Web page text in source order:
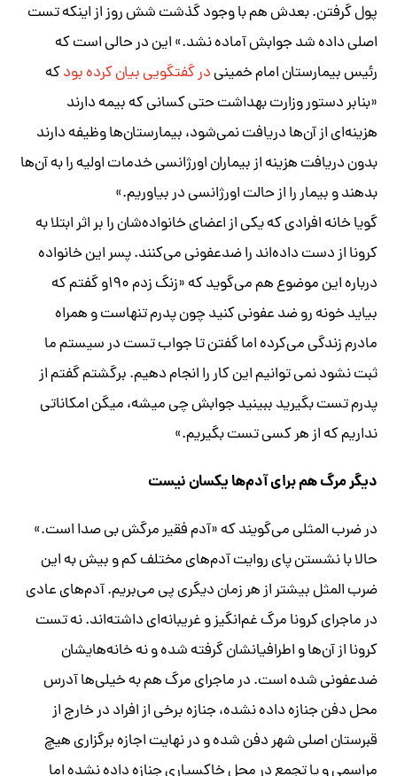
پول گرفتن. بعدش هم با وجود گذشت شش روز از اینکه تست
اصلی داده شد جوابش آماده نشد.» این در حالی است که
رئیس بیمارستان امام خمینیدر گفتگویی بیان کرده بودکه
«بنابر دستور وزارت بهداشت حتی کسانی که بیمه دارند
هزینه‌ای از آن‌ها دریافت نمی‌شود، بیمارستان‌ها وظیفه دارند
بدون دریافت هزینه از بیماران اورژانسی خدمات اولیه را به آن‌ها
بدهند و بیمار را از حالت اورژانسی در بیاوریم.»
گویا خانه افرادی که یکی از اعضای خانواده‌شان را بر اثر ابتلا به
کرونا از دست داده‌اند را ضدعفونی می‌کنند. پسر این خانواده
درباره این موضوع هم می‌گوید که «زنگ زدم ۱۹۰و گفتم که
بیاید خونه رو ضد عفونی کنید چون پدرم تنهاست و همراه
مادرم زندگی می‌کرده اما گفتن تا جواب تست در سیستم ما
ثبت نشود نمی توانیم این کار را انجام دهیم. برگشتم گفتم از
پدرم تست بگیرید ببینید جوابش چی میشه، میگن امکاناتی
نداریم که از هر کسی تست بگیریم.»
دیگر مرگ هم برای آدم‌ها یکسان نیست
در ضرب المثلی می‌گویند که «آدم فقیر مرگش بی صدا است.»
حالا با نشستن پای روایت آدم‌های مختلف کم و بیش به این
ضرب المثل بیشتر از هر زمان دیگری پی می‌بریم. آدم‌های عادی
در ماجرای کرونا مرگ غم‌انگیز و غریبانه‌ای داشته‌اند. نه تست
کرونا از آن‌ها و اطرافیانشان گرفته شده و نه خانه‌هایشان
ضدعفونی شده است. در ماجرای مرگ هم به خیلی‌ها آدرس
محل دفن جنازه داده نشده، جنازه برخی از افراد در خارج از
قبرستان اصلی شهر دفن شده و در نهایت اجازه برگزاری هیچ